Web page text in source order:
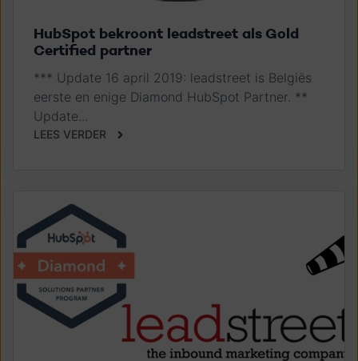
HubSpot bekroont leadstreet als Gold
Certified partner
*** Update 16 april 2019: leadstreet is Belgiës
eerste en enige Diamond HubSpot Partner. **
Update...
LEES VERDER